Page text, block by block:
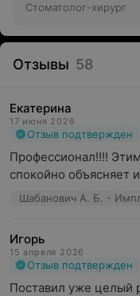
При
шаблона можно
лечения
Использование
позволяет быстрее
протезирование
Специалисты
Приём ведут
лет. В своей
хирургического
Стоматолог-хирург
Отзывы 58
Екатерина
17 июня 2026
Отзыв подтвержден
Профессионал!!!!
спокойно объясняет
Игорь
15 апреля 2026
Отзыв подтвержден
Поставил уже целый